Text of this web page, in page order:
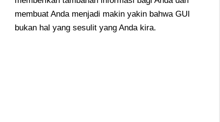
membuat Anda menjadi makin yakin bahwa GUI
bukan hal yang sesulit yang Anda kira.